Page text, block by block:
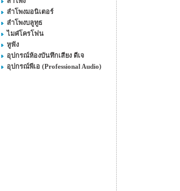
ลำโพงมอนิเตอร์
ลำโพงบลูทูธ
ไมค๋โครโฟน
หูฟัง
อุปกรณ์ห้องบันทึกเสียง ดีเจ
อุปกรณ์พีเอ (Professional Audio)